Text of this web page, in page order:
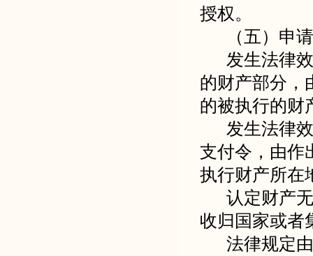
授权。
（五）申
发生法律
的财产部分，
的被执行的财
发生法律
支付令，由作
执行财产所在
认定财产
收归国家或者
法律规定